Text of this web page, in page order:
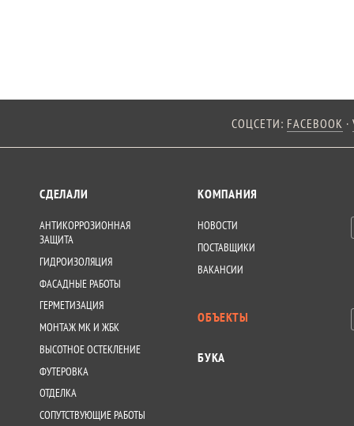
СОЦСЕТИ: FACEBOOK ·
СДЕЛАЛИ
АНТИКОРРОЗИОННАЯ
ЗАЩИТА
ГИДРОИЗОЛЯЦИЯ
ФАСАДНЫЕ РАБОТЫ
ГЕРМЕТИЗАЦИЯ
МОНТАЖ МК И ЖБК
ВЫСОТНОЕ ОСТЕКЛЕНИЕ
ФУТЕРОВКА
ОТДЕЛКА
СОПУТСТВУЮЩИЕ РАБОТЫ
КОМПАНИЯ
НОВОСТИ
ПОСТАВЩИКИ
ВАКАНСИИ
ОБЪЕКТЫ
БУКА